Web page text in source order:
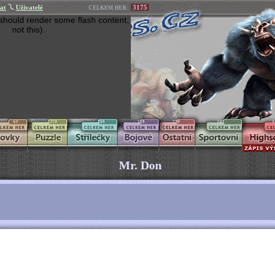
Uživatelé CELKEM HER: 3175
render some flash content,
not this).
63 270 269 170 270 145
Mr. Don